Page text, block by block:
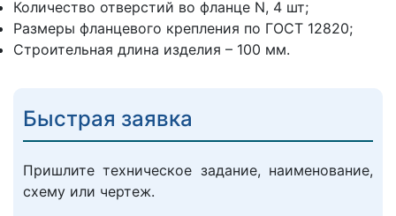
Количество отверстий во фланце N, 4 шт;
Размеры фланцевого крепления по ГОСТ 12820;
Строительная длина изделия – 100 мм.
Быстрая заявка
Пришлите техническое задание, наименование,
схему или чертеж.